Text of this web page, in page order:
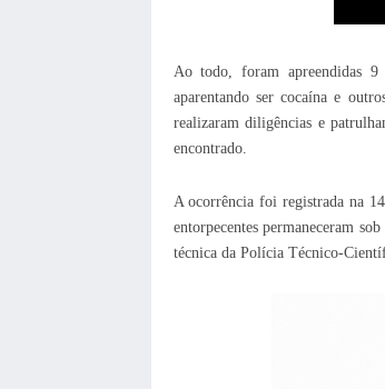
Ao todo, foram apreendidas
aparentando ser cocaína e
realizaram diligências e
encontrado.
A ocorrência foi registrada na
entorpecentes permaneceram
técnica da Polícia Técnico-